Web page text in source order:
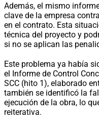
Además, el mismo
clave de la empresa
en el contrato. Esta
técnica del proyecto y
si no se aplican las
Este problema ya había
el Informe de Control
SCC (hito 1), elaborado
también se identificó la
ejecución de la obra, lo
reiterativa.